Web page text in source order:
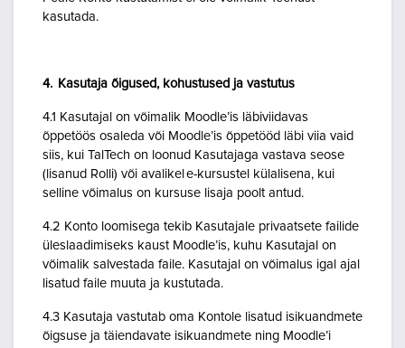
kasutada.
4. Kasutaja õigused, kohustused ja vastutus
4.1 Kasutajal on võimalik Moodle’is läbiviidavas
õppetöös osaleda või Moodle’is õppetööd läbi viia vaid
siis, kui TalTech on loonud Kasutajaga vastava seose
(lisanud Rolli) või avalikel e-kursustel külalisena, kui
selline võimalus on kursuse lisaja poolt antud.
4.2 Konto loomisega tekib Kasutajale privaatsete failide
üleslaadimiseks kaust Moodle’is, kuhu Kasutajal on
võimalik salvestada faile. Kasutajal on võimalus igal ajal
lisatud faile muuta ja kustutada.
4.3 Kasutaja vastutab oma Kontole lisatud isikuandmete
õigsuse ja täiendavate isikuandmete ning Moodle’i